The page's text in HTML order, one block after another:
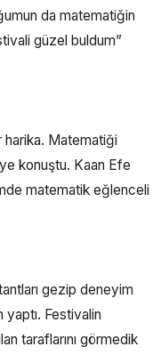
da matematiğin
güzel buldum”
harika. Matematiği
konuştu. Kaan Efe
matematik eğlenceli
gezip deneyim
Festivalin
taraflarını görmedik